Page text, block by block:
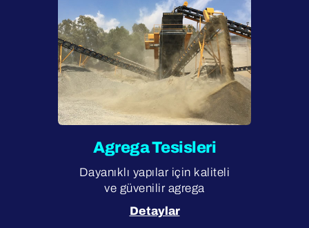
Agrega Tesisleri
Dayanıklı yapılar için kaliteli
ve güvenilir agrega
Detaylar